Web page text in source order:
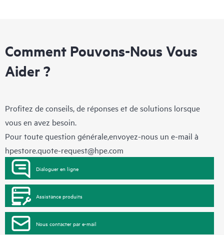
Comment Pouvons-Nous Vous
Aider ?
Profitez de conseils, de réponses et de solutions lorsque
vous en avez besoin.
Pour toute question générale,envoyez-nous un e-mail à
hpestore.quote-request@hpe.com
Dialoguer en ligne
Assistance produits
Nous contacter par e-mail